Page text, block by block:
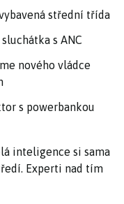
střední třída
s ANC
nového vládce
s powerbankou
inteligence si sama
Experti nad tím